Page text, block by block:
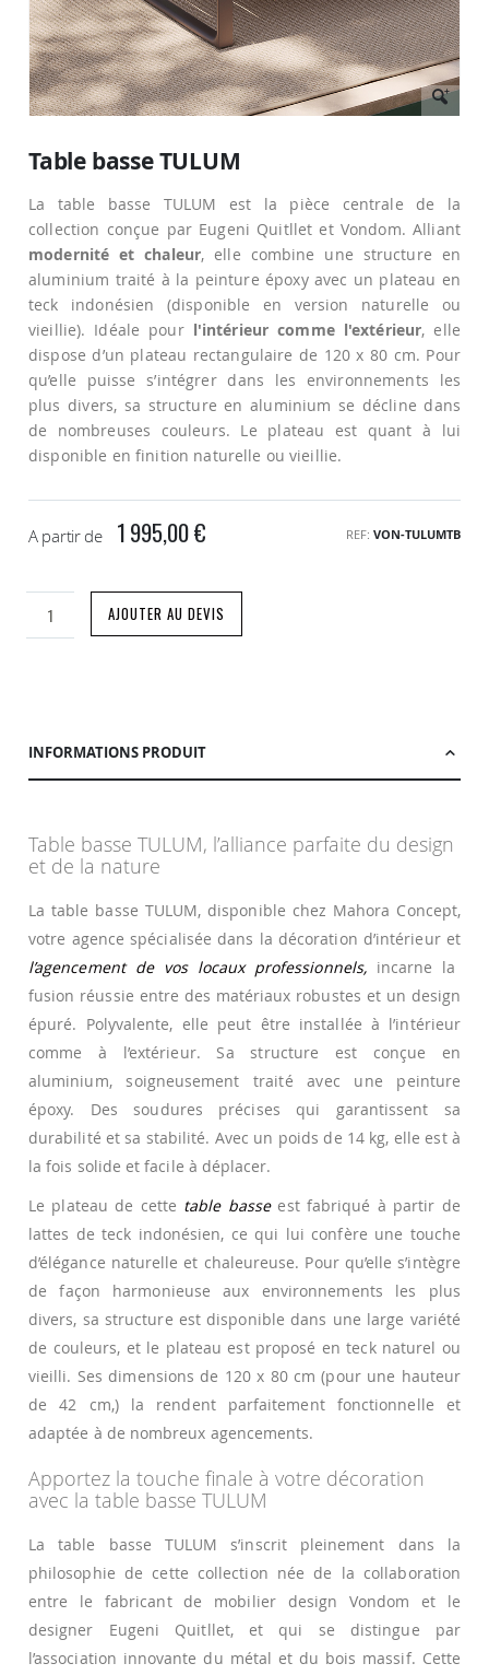
début
la
Galerie
Table basse TULUM
La table basse TULUM est la pièce centrale de la
collection conçue par Eugeni Quitllet et Vondom. Alliant
modernité et chaleur, elle combine une structure en
aluminium traité à la peinture époxy avec un plateau en
teck indonésien (disponible en version naturelle ou
vieillie). Idéale pour l'intérieur comme l'extérieur, elle
dispose d’un plateau rectangulaire de 120 x 80 cm. Pour
qu’elle puisse s’intégrer dans les environnements les
plus divers, sa structure en aluminium se décline dans
de nombreuses couleurs. Le plateau est quant à lui
disponible en finition naturelle ou vieillie.
A partir de 1 995,00 € REF VON-TULUMTB
AJOUTER AU DEVIS
INFORMATIONS PRODUIT
Table basse TULUM, l’alliance parfaite du design
et de la nature
La table basse TULUM, disponible chez Mahora Concept,
votre agence spécialisée dans la décoration d’intérieur et
l’agencement de vos locaux professionnels,incarne la
fusion réussie entre des matériaux robustes et un design
épuré. Polyvalente, elle peut être installée à l’intérieur
comme à l’extérieur. Sa structure est conçue en
aluminium, soigneusement traité avec une peinture
époxy. Des soudures précises qui garantissent sa
durabilité et sa stabilité. Avec un poids de 14 kg, elle est à
la fois solide et facile à déplacer.
Le plateau de cette table basseest fabriqué à partir de
lattes de teck indonésien, ce qui lui confère une touche
d’élégance naturelle et chaleureuse. Pour qu’elle s’intègre
de façon harmonieuse aux environnements les plus
divers, sa structure est disponible dans une large variété
de couleurs, et le plateau est proposé en teck naturel ou
vieilli. Ses dimensions de 120 x 80 cm (pour une hauteur
de 42 cm,) la rendent parfaitement fonctionnelle et
adaptée à de nombreux agencements.
Apportez la touche finale à votre décoration
avec la table basse TULUM
La table basse TULUM s’inscrit pleinement dans la
philosophie de cette collection née de la collaboration
entre le fabricant de mobilier design Vondom et le
designer Eugeni Quitllet, et qui se distingue par
l’association innovante du métal et du bois massif. Cette